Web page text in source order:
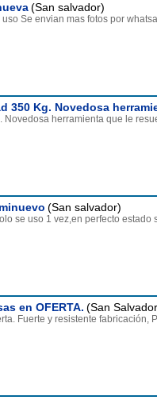
(San salvador)
Se envian mas fotos por
350 Kg. Novedosa
herramienta que le
(San salvador)
se uso 1 vez,en perfecto estado
en OFERTA. (San
Fuerte y resistente fabricación,